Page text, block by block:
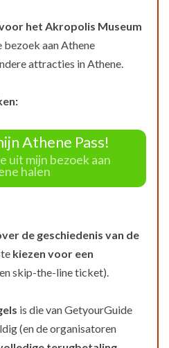
het Akropolis Museum
bezoek aan Athene
attracties in Athene.
Athene Pass!
uit mijn bezoek aan
halen
de geschiedenis van de
kiezen voor een
skip-the-line ticket).
is die van GetyourGuide
(en de organisatoren